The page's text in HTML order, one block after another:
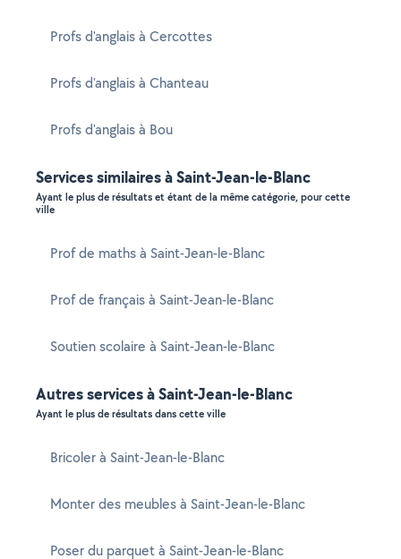
Profs d'anglais à Cercottes
Profs d'anglais à Chanteau
Profs d'anglais à Bou
Services similaires à Saint-Jean-le-Blanc
Ayant le plus de résultats et étant de la même catégorie, pour cette
ville
Prof de maths à Saint-Jean-le-Blanc
Prof de français à Saint-Jean-le-Blanc
Soutien scolaire à Saint-Jean-le-Blanc
Autres services à Saint-Jean-le-Blanc
Ayant le plus de résultats dans cette ville
Bricoler à Saint-Jean-le-Blanc
Monter des meubles à Saint-Jean-le-Blanc
Poser du parquet à Saint-Jean-le-Blanc